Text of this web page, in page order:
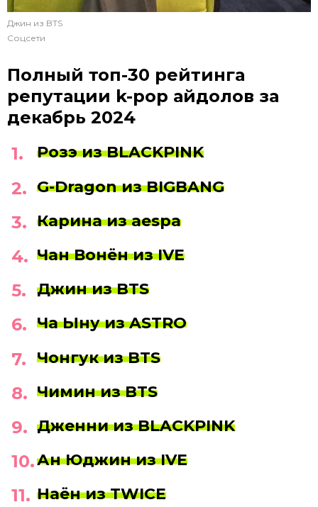
Джин из BTS
Соцсети
Полный топ-30 рейтинга
репутации k-pop айдолов за
декабрь 2024
Розэ из BLACKPINK
G-Dragon из BIGBANG
Карина из aespa
Чан Вонён из IVE
Джин из BTS
Ча Ыну из ASTRO
Чонгук из BTS
Чимин из BTS
Дженни из BLACKPINK
Ан Юджин из IVE
Наён из TWICE